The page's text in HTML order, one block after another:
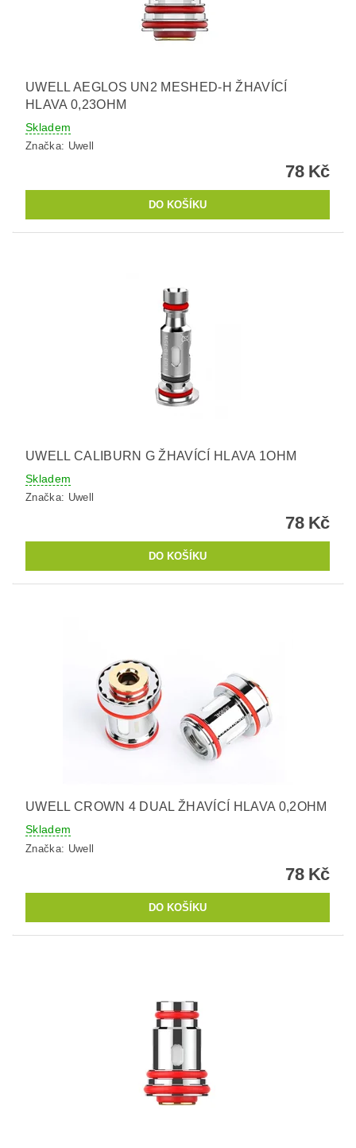
UWELL AEGLOS UN2 MESHED-H ŽHAVÍCÍ
HLAVA 0,23OHM
Skladem
Značka: Uwell
78 Kč
UWELL CALIBURN G ŽHAVÍCÍ HLAVA 1OHM
Skladem
Značka: Uwell
78 Kč
UWELL CROWN 4 DUAL ŽHAVÍCÍ HLAVA 0,2OHM
Skladem
Značka: Uwell
78 Kč